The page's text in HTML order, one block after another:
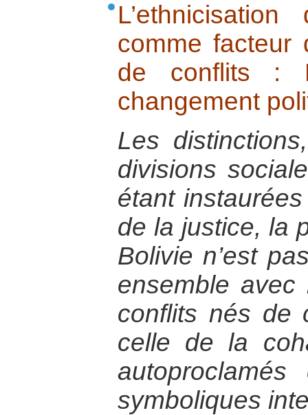
comme facteur
de conflits :
changement
Les
divisions
étant
de la justice, la
Bolivie n’est
ensemble
conflits nés de
celle de la
symboliques